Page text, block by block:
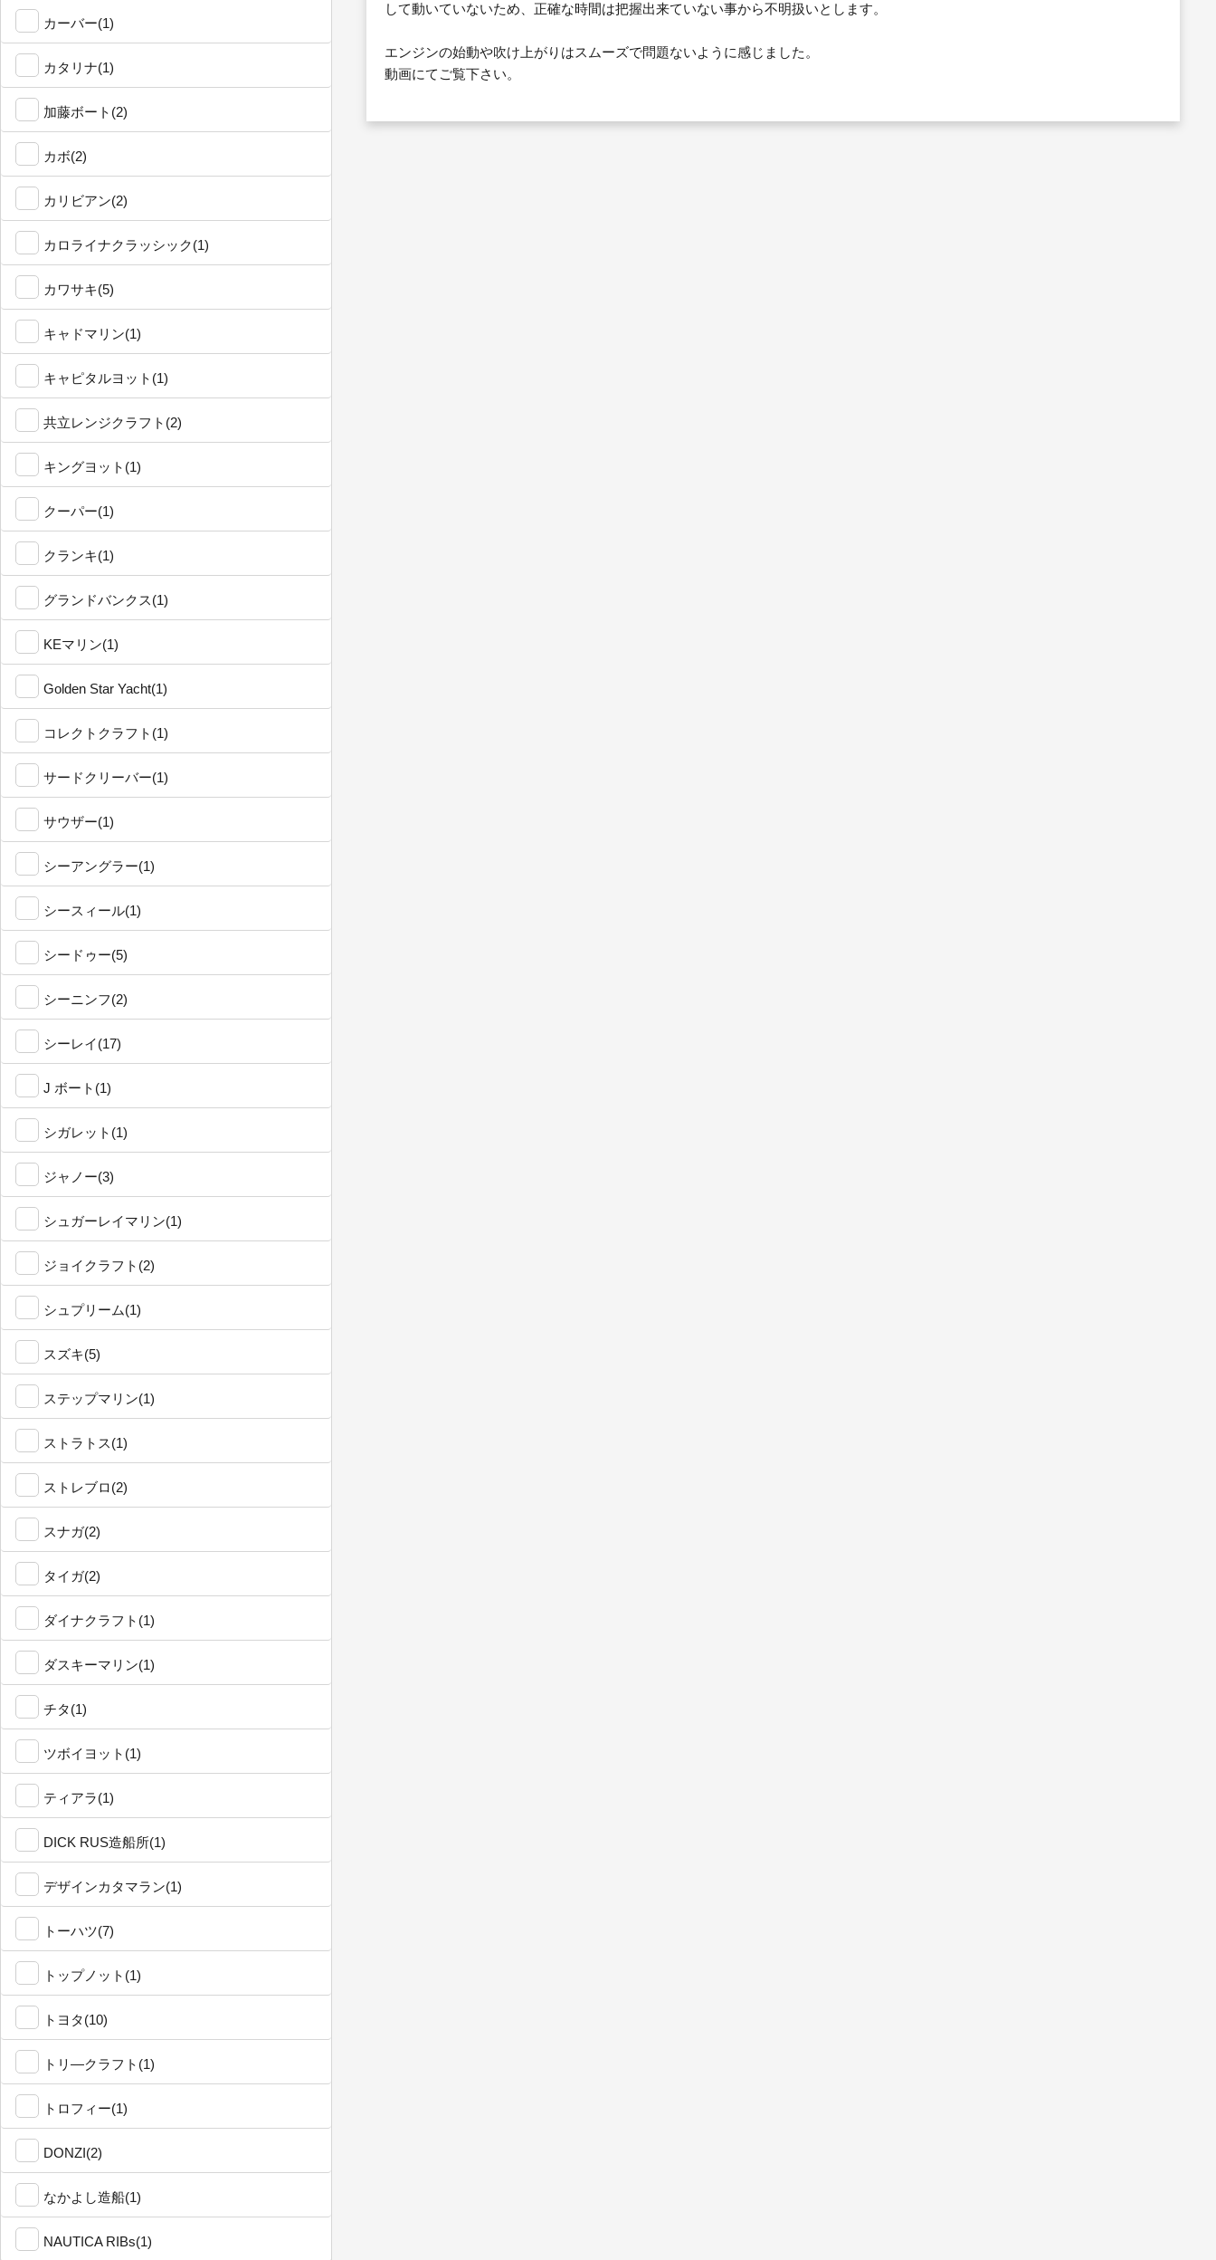
カーバー(1)
カタリナ(1)
加藤ボート(2)
カボ(2)
カリビアン(2)
カロライナクラッシック(1)
カワサキ(5)
キャドマリン(1)
キャピタルヨット(1)
共立レンジクラフト(2)
キングヨット(1)
クーパー(1)
クランキ(1)
グランドバンクス(1)
KEマリン(1)
Golden Star Yacht(1)
コレクトクラフト(1)
サードクリーバー(1)
サウザー(1)
シーアングラー(1)
シースィール(1)
シードゥー(5)
シーニンフ(2)
シーレイ(17)
J ボート(1)
シガレット(1)
ジャノー(3)
シュガーレイマリン(1)
ジョイクラフト(2)
シュプリーム(1)
スズキ(5)
ステップマリン(1)
ストラトス(1)
ストレブロ(2)
スナガ(2)
タイガ(2)
ダイナクラフト(1)
ダスキーマリン(1)
チタ(1)
ツボイヨット(1)
ティアラ(1)
DICK RUS造船所(1)
デザインカタマラン(1)
トーハツ(7)
トップノット(1)
トヨタ(10)
トリ―クラフト(1)
トロフィー(1)
DONZI(2)
なかよし造船(1)
NAUTICA RIBs(1)
して動いていないため、正確な時間は把握出来ていない事から不明扱いとします。
エンジンの始動や吹け上がりはスムーズで問題ないように感じました。
動画にてご覧下さい。